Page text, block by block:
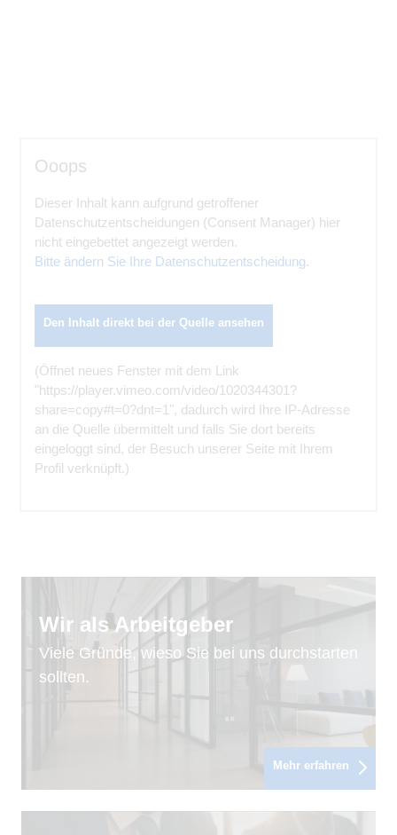
Ooops
Dieser Inhalt kann aufgrund getroffener
Datenschutzentscheidungen (Consent Manager) hier
nicht eingebettet angezeigt werden.
Bitte ändern Sie Ihre Datenschutzentscheidung.
Den Inhalt direkt bei der Quelle ansehen
(Öffnet neues Fenster mit dem Link
"https://player.vimeo.com/video/1020344301?
share=copy#t=0?dnt=1", dadurch wird Ihre IP-Adresse
an die Quelle übermittelt und falls Sie dort bereits
eingeloggt sind, der Besuch unserer Seite mit Ihrem
Profil verknüpft.)
Wir als Arbeitgeber
Viele Gründe, wieso Sie bei uns durchstarten
sollten.
Mehr erfahren